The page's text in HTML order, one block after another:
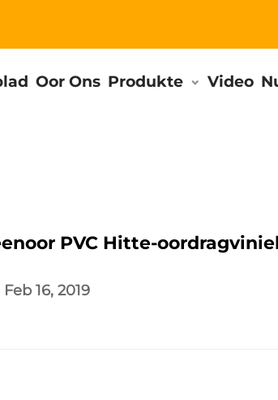
Oor Ons Produkte Video
PVC Hitte-oordragviniel
Feb 16, 2019